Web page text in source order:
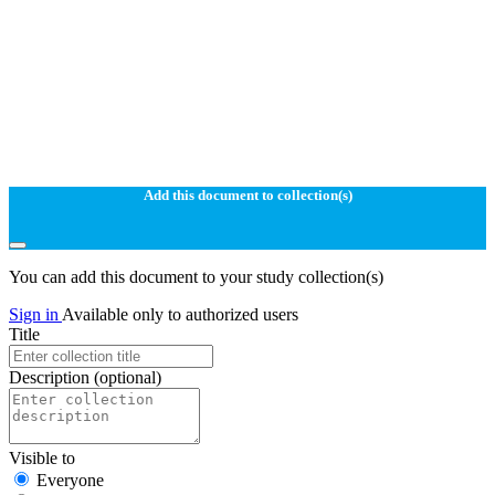
Add this document to collection(s)
You can add this document to your study collection(s)
Sign in Available only to authorized users
Title
Description (optional)
Visible to
Everyone